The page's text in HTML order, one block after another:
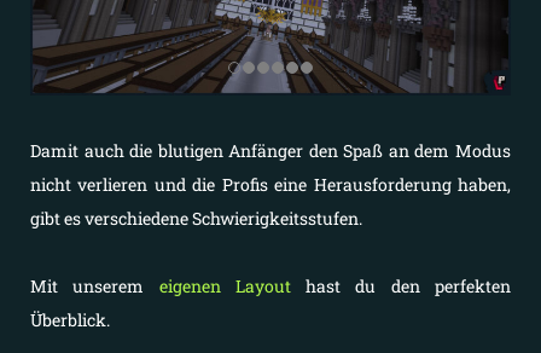
Damit auch die blutigen Anfänger den Spaß an dem Modus
nicht verlieren und die Profis eine Herausforderung haben,
gibt es verschiedene Schwierigkeitsstufen.
Mit unserem eigenen Layouthast du den perfekten
Überblick.